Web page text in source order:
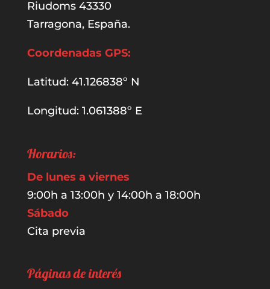
Riudoms 43330
Tarragona, España.
Coordenadas GPS:
Latitud: 41.126838º N
Longitud: 1.061388º E
Horarios:
De lunes a viernes
9:00h a 13:00h y 14:00h a 18:00h
Sábado
Cita previa
Páginas de interés